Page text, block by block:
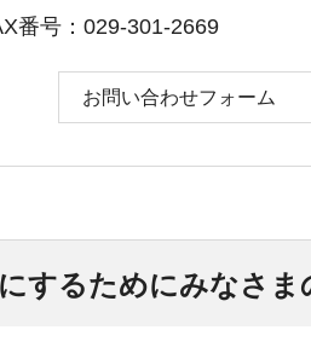
番号：029-301-2669
お問い合わせフォーム
するためにみなさ